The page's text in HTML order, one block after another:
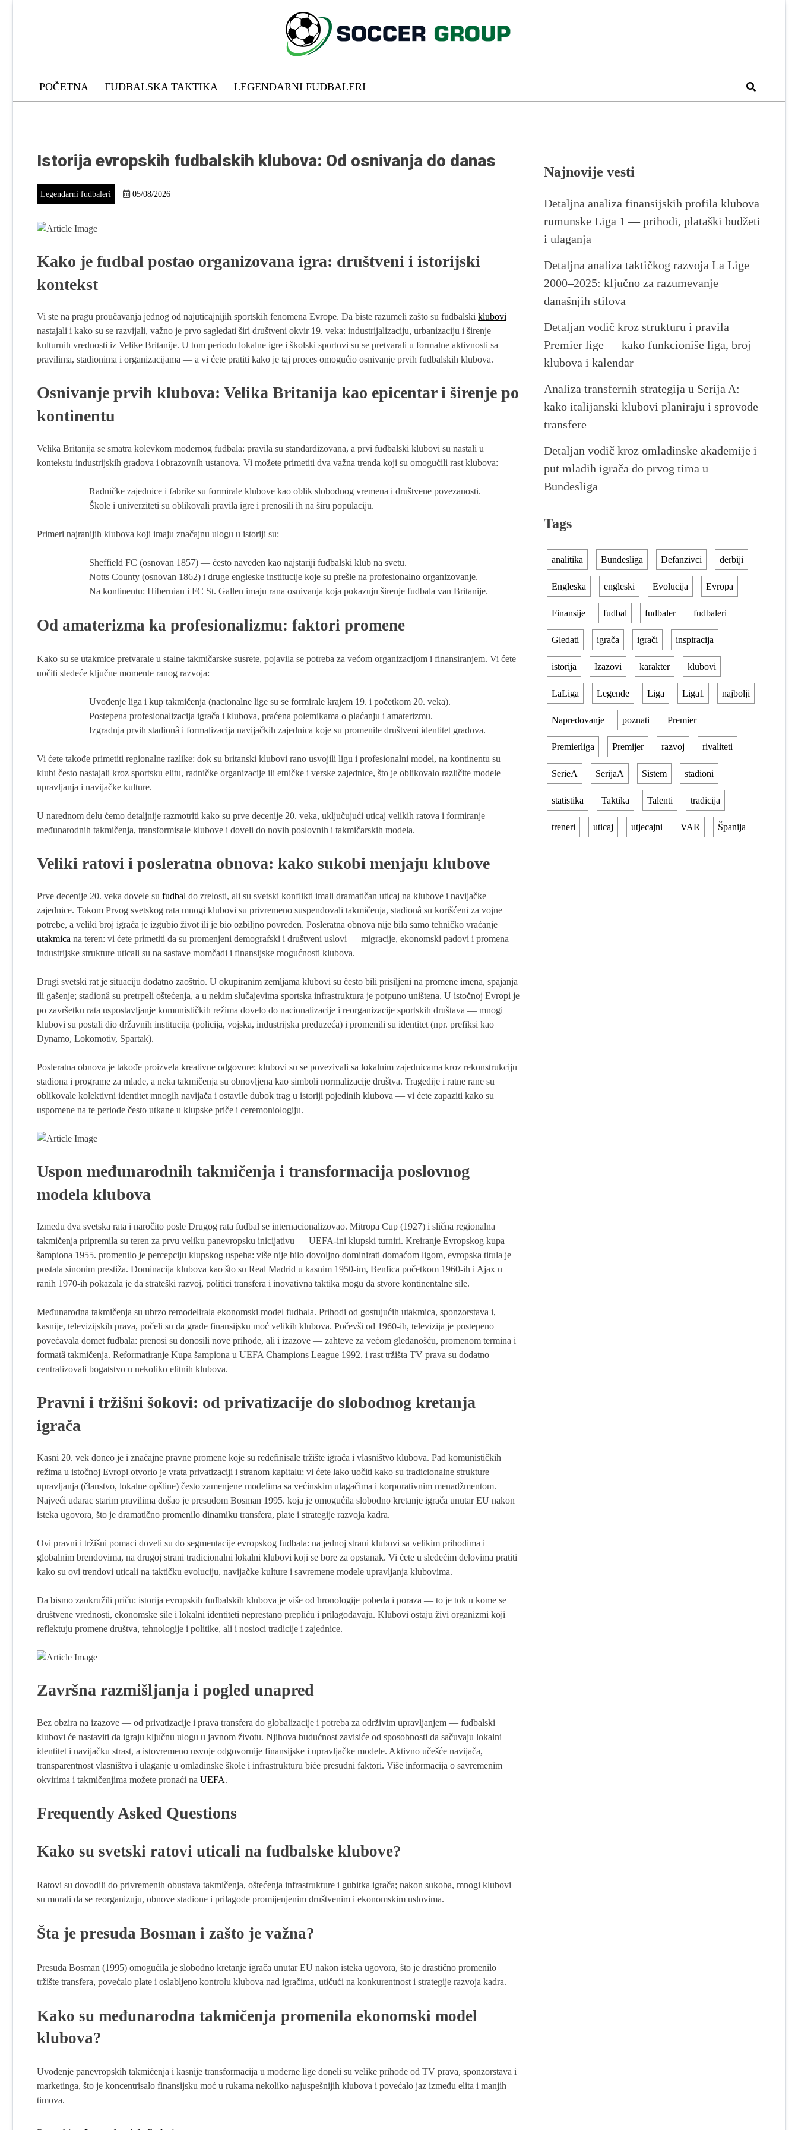
Soccer Group
POČETNA FUDBALSKA TAKTIKA LEGENDARNI FUDBALERI
Istorija evropskih fudbalskih klubova: Od osnivanja do danas
Legendarni fudbaleri 05/08/2026
Kako je fudbal postao organizovana igra: društveni i istorijski
kontekst
Vi ste na pragu proučavanja jednog od najuticajnijih sportskih fenomena Evrope. Da biste razumeli zašto su fudbalski klubovi
nastajali i kako su se razvijali, važno je prvo sagledati širi društveni okvir 19. veka: industrijalizaciju, urbanizaciju i širenje
kulturnih vrednosti iz Velike Britanije. U tom periodu lokalne igre i školski sportovi su se pretvarali u formalne aktivnosti sa
pravilima, stadionima i organizacijama — a vi ćete pratiti kako je taj proces omogućio osnivanje prvih fudbalskih klubova.
Osnivanje prvih klubova: Velika Britanija kao epicentar i širenje po
kontinentu
Velika Britanija se smatra kolevkom modernog fudbala: pravila su standardizovana, a prvi fudbalski klubovi su nastali u
kontekstu industrijskih gradova i obrazovnih ustanova. Vi možete primetiti dva važna trenda koji su omogućili rast klubova:
Radničke zajednice i fabrike su formirale klubove kao oblik slobodnog vremena i društvene povezanosti.
Škole i univerziteti su oblikovali pravila igre i prenosili ih na širu populaciju.
Primeri najranijih klubova koji imaju značajnu ulogu u istoriji su:
Sheffield FC (osnovan 1857) — često naveden kao najstariji fudbalski klub na svetu.
Notts County (osnovan 1862) i druge engleske institucije koje su prešle na profesionalno organizovanje.
Na kontinentu: Hibernian i FC St. Gallen imaju rana osnivanja koja pokazuju širenje fudbala van Britanije.
Od amaterizma ka profesionalizmu: faktori promene
Kako su se utakmice pretvarale u stalne takmičarske susrete, pojavila se potreba za većom organizacijom i finansiranjem. Vi ćete
uočiti sledeće ključne momente ranog razvoja:
Uvođenje liga i kup takmičenja (nacionalne lige su se formirale krajem 19. i početkom 20. veka).
Postepena profesionalizacija igrača i klubova, praćena polemikama o plaćanju i amaterizmu.
Izgradnja prvih stadionâ i formalizacija navijačkih zajednica koje su promenile društveni identitet gradova.
Vi ćete takođe primetiti regionalne razlike: dok su britanski klubovi rano usvojili ligu i profesionalni model, na kontinentu su
klubi često nastajali kroz sportsku elitu, radničke organizacije ili etničke i verske zajednice, što je oblikovalo različite modele
upravljanja i navijačke kulture.
U narednom delu ćemo detaljnije razmotriti kako su prve decenije 20. veka, uključujući uticaj velikih ratova i formiranje
međunarodnih takmičenja, transformisale klubove i doveli do novih poslovnih i takmičarskih modela.
Veliki ratovi i posleratna obnova: kako sukobi menjaju klubove
Prve decenije 20. veka dovele su fudbal do zrelosti, ali su svetski konflikti imali dramatičan uticaj na klubove i navijačke
zajednice. Tokom Prvog svetskog rata mnogi klubovi su privremeno suspendovali takmičenja, stadionâ su korišćeni za vojne
potrebe, a veliki broj igrača je izgubio život ili je bio ozbiljno povređen. Posleratna obnova nije bila samo tehničko vraćanje
utakmica na teren: vi ćete primetiti da su promenjeni demografski i društveni uslovi — migracije, ekonomski padovi i promena
industrijske strukture uticali su na sastave momčadi i finansijske mogućnosti klubova.
Drugi svetski rat je situaciju dodatno zaoštrio. U okupiranim zemljama klubovi su često bili prisiljeni na promene imena, spajanja
ili gašenje; stadionâ su pretrpeli oštećenja, a u nekim slučajevima sportska infrastruktura je potpuno uništena. U istočnoj Evropi je
po završetku rata uspostavljanje komunističkih režima dovelo do nacionalizacije i reorganizacije sportskih društava — mnogi
klubovi su postali dio državnih institucija (policija, vojska, industrijska preduzeća) i promenili su identitet (npr. prefiksi kao
Dynamo, Lokomotiv, Spartak).
Posleratna obnova je takođe proizvela kreativne odgovore: klubovi su se povezivali sa lokalnim zajednicama kroz rekonstrukciju
stadiona i programe za mlade, a neka takmičenja su obnovljena kao simboli normalizacije društva. Tragedije i ratne rane su
oblikovale kolektivni identitet mnogih navijača i ostavile dubok trag u istoriji pojedinih klubova — vi ćete zapaziti kako su
uspomene na te periode često utkane u klupske priče i ceremoniologiju.
Uspon međunarodnih takmičenja i transformacija poslovnog
modela klubova
Između dva svetska rata i naročito posle Drugog rata fudbal se internacionalizovao. Mitropa Cup (1927) i slična regionalna
takmičenja pripremila su teren za prvu veliku panevropsku inicijativu — UEFA-ini klupski turniri. Kreiranje Evropskog kupa
šampiona 1955. promenilo je percepciju klupskog uspeha: više nije bilo dovoljno dominirati domaćom ligom, evropska titula je
postala sinonim prestiža. Dominacija klubova kao što su Real Madrid u kasnim 1950-im, Benfica početkom 1960-ih i Ajax u
ranih 1970-ih pokazala je da strateški razvoj, politici transfera i inovativna taktika mogu da stvore kontinentalne sile.
Međunarodna takmičenja su ubrzo remodelirala ekonomski model fudbala. Prihodi od gostujućih utakmica, sponzorstava i,
kasnije, televizijskih prava, počeli su da grade finansijsku moć velikih klubova. Počevši od 1960-ih, televizija je postepeno
povećavala domet fudbala: prenosi su donosili nove prihode, ali i izazove — zahteve za većom gledanošću, promenom termina i
formatâ takmičenja. Reformatiranje Kupa šampiona u UEFA Champions League 1992. i rast tržišta TV prava su dodatno
centralizovali bogatstvo u nekoliko elitnih klubova.
Pravni i tržišni šokovi: od privatizacije do slobodnog kretanja
igrača
Kasni 20. vek doneo je i značajne pravne promene koje su redefinisale tržište igrača i vlasništvo klubova. Pad komunističkih
režima u istočnoj Evropi otvorio je vrata privatizaciji i stranom kapitalu; vi ćete lako uočiti kako su tradicionalne strukture
upravljanja (članstvo, lokalne opštine) često zamenjene modelima sa većinskim ulagačima i korporativnim menadžmentom.
Najveći udarac starim pravilima došao je presudom Bosman 1995. koja je omogućila slobodno kretanje igrača unutar EU nakon
isteka ugovora, što je dramatično promenilo dinamiku transfera, plate i strategije razvoja kadra.
Ovi pravni i tržišni pomaci doveli su do segmentacije evropskog fudbala: na jednoj strani klubovi sa velikim prihodima i
globalnim brendovima, na drugoj strani tradicionalni lokalni klubovi koji se bore za opstanak. Vi ćete u sledećim delovima pratiti
kako su ovi trendovi uticali na taktičku evoluciju, navijačke kulture i savremene modele upravljanja klubovima.
Da bismo zaokružili priču: istorija evropskih fudbalskih klubova je više od hronologije pobeda i poraza — to je tok u kome se
društvene vrednosti, ekonomske sile i lokalni identiteti neprestano prepliću i prilagođavaju. Klubovi ostaju živi organizmi koji
reflektuju promene društva, tehnologije i politike, ali i nosioci tradicije i zajednice.
Završna razmišljanja i pogled unapred
Bez obzira na izazove — od privatizacije i prava transfera do globalizacije i potreba za održivim upravljanjem — fudbalski
klubovi će nastaviti da igraju ključnu ulogu u javnom životu. Njihova budućnost zavisiće od sposobnosti da sačuvaju lokalni
identitet i navijačku strast, a istovremeno usvoje odgovornije finansijske i upravljačke modele. Aktivno učešće navijača,
transparentnost vlasništva i ulaganje u omladinske škole i infrastrukturu biće presudni faktori. Više informacija o savremenim
okvirima i takmičenjima možete pronaći na UEFA.
Frequently Asked Questions
Kako su svetski ratovi uticali na fudbalske klubove?
Ratovi su dovodili do privremenih obustava takmičenja, oštećenja infrastrukture i gubitka igrača; nakon sukoba, mnogi klubovi
su morali da se reorganizuju, obnove stadione i prilagode promijenjenim društvenim i ekonomskim uslovima.
Šta je presuda Bosman i zašto je važna?
Presuda Bosman (1995) omogućila je slobodno kretanje igrača unutar EU nakon isteka ugovora, što je drastično promenilo
tržište transfera, povećalo plate i oslabljeno kontrolu klubova nad igračima, utičući na konkurentnost i strategije razvoja kadra.
Kako su međunarodna takmičenja promenila ekonomski model
klubova?
Uvođenje panevropskih takmičenja i kasnije transformacija u moderne lige doneli su velike prihode od TV prava, sponzorstava i
marketinga, što je koncentrisalo finansijsku moć u rukama nekoliko najuspešnijih klubova i povećalo jaz između elita i manjih
timova.
Najnovije vesti
Detaljna analiza finansijskih profila klubova
rumunske Liga 1 — prihodi, plataški budžeti
i ulaganja
Detaljna analiza taktičkog razvoja La Lige
2000–2025: ključno za razumevanje
današnjih stilova
Detaljan vodič kroz strukturu i pravila
Premier lige — kako funkcioniše liga, broj
klubova i kalendar
Analiza transfernih strategija u Serija A:
kako italijanski klubovi planiraju i sprovode
transfere
Detaljan vodič kroz omladinske akademije i
put mladih igrača do prvog tima u
Bundesliga
Tags
analitika Bundesliga Defanzivci derbiji
Engleska engleski Evolucija Evropa
Finansije fudbal fudbaler fudbaleri
Gledati igrača igrači inspiracija
istorija Izazovi karakter klubovi
LaLiga Legende Liga Liga1 najbolji
Napredovanje poznati Premier
Premierliga Premijer razvoj rivaliteti
SerieA SerijaA Sistem stadioni
statistika Taktika Talenti tradicija
treneri uticaj utjecajni VAR Španija